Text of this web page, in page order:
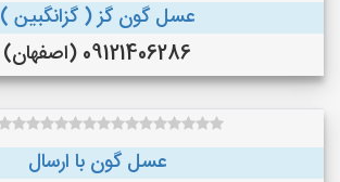
عسل گون گز ( گزانگبین )
09121406286 (اصفهان)
عسل گون با ارسال